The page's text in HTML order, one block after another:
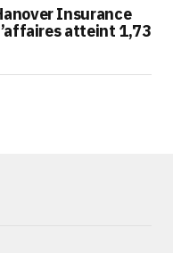
Insurance
atteint 1,73